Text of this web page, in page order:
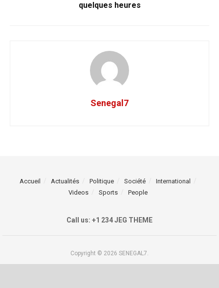
quelques heures
Senegal7
Accueil Actualités Politique Société
International
Videos
Sports People
Call us: +1 234 JEG THEME
Copyright © 2026 SENEGAL7.